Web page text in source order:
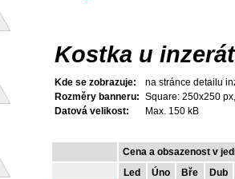
Kostka u
Kde se zobrazuje:
na stránce detailu
Rozměry banneru: Square: 250x250
Datová velikost:
Max. 150 kB
Cena a obsazenost v
Led
Úno Bře Dub